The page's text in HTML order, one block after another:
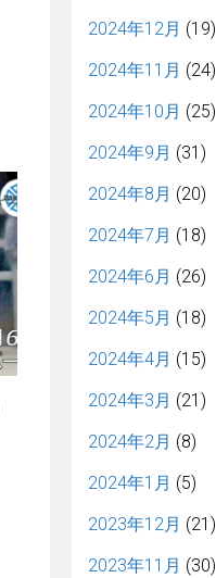
2024年12月 (19)
2024年11月 (24)
2024年10月 (25)
2024年9月 (31)
2024年8月 (20)
2024年7月 (18)
2024年6月 (26)
2024年5月 (18)
2024年4月 (15)
2024年3月 (21)
2024年2月 (8)
2024年1月 (5)
2023年12月 (21)
2023年11月 (30)